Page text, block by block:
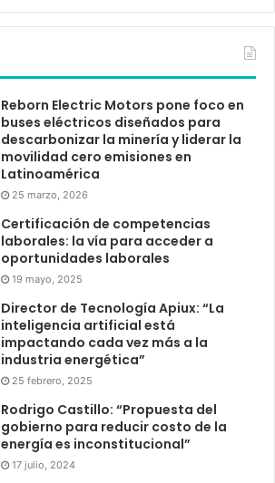
Reborn Electric Motors pone foco en
buses eléctricos diseñados para
descarbonizar la minería y liderar la
movilidad cero emisiones en
Latinoamérica
25 marzo, 2026
Certificación de competencias
laborales: la vía para acceder a
oportunidades laborales
19 mayo, 2025
Director de Tecnología Apiux: “La
inteligencia artificial está
impactando cada vez más a la
industria energética”
25 febrero, 2025
Rodrigo Castillo: “Propuesta del
gobierno para reducir costo de la
energía es inconstitucional”
17 julio, 2024